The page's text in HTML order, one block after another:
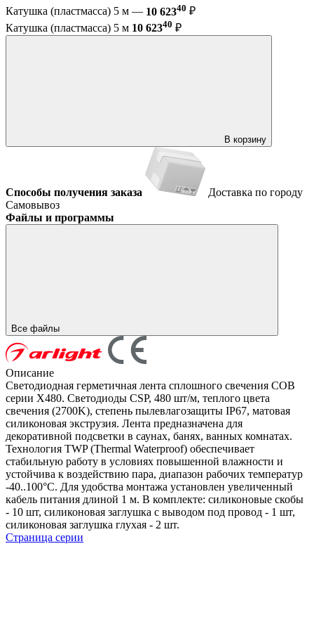
Катушка (пластмасса) 5 м — 10 62340 ₽
Катушка (пластмасса) 5 м 10 62340 ₽
В корзину
Способы получения заказа
Доставка по городу
Самовывоз
Файлы и программы
Все файлы
Описание
Светодиодная герметичная лента сплошного свечения COB
серии X480. Светодиоды CSP, 480 шт/м, теплого цвета
свечения (2700K), cтепень пылевлагозащиты IP67, матовая
силиконовая экструзия. Лента предназначена для
декоративной подсветки в саунах, банях, ванных комнатах.
Технология TWP (Thermal Waterproof) обеспечивает
стабильную работу в условиях повышенной влажности и
устойчива к воздействию пара, диапазон рабочих температур
-40..100°C. Для удобства монтажа установлен увеличенный
кабель питания длиной 1 м. В комплекте: силиконовые скобы
- 10 шт, силиконовая заглушка с выводом под провод - 1 шт,
силиконовая заглушка глухая - 2 шт.
Страница серии